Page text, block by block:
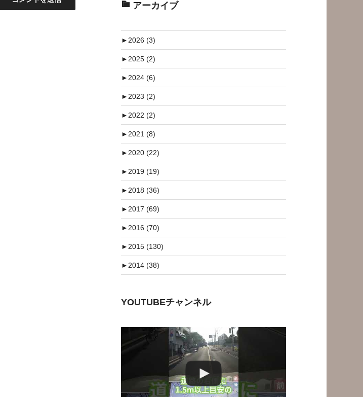
アーカイブ
►2026 (3)
►2025 (2)
►2024 (6)
►2023 (2)
►2022 (2)
►2021 (8)
►2020 (22)
►2019 (19)
►2018 (36)
►2017 (69)
►2016 (70)
►2015 (130)
►2014 (38)
YOUTUBEチャンネル